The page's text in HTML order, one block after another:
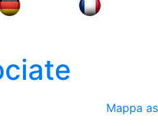
Mappa